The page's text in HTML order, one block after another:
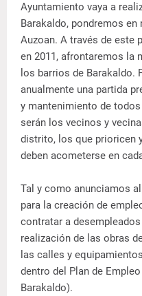
Ayuntamiento vaya a
Barakaldo, pondremos
Auzoan. A través de este
en 2011, afrontaremos la
los barrios de Barakaldo.
anualmente una partida
y mantenimiento de
serán los vecinos y
distrito, los que prioricen
deben acometerse en
Tal y como anunciamos
para la creación de
contratar a
realización de las obras
las calles y
dentro del Plan de
Barakaldo).